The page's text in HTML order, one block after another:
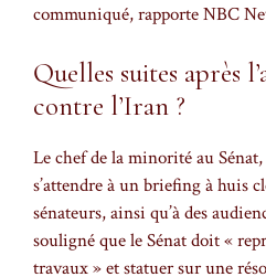
communiqué, rapporte NBC
Quelles suites après
contre l’Iran ?
Le chef de la minorité au
s’attendre à un briefing à huis
sénateurs, ainsi qu’à des
souligné que le Sénat doit «
travaux » et statuer sur une